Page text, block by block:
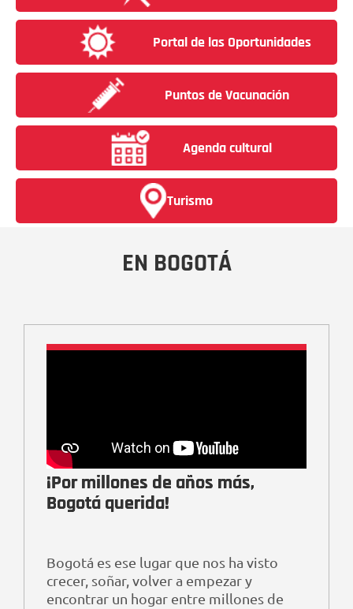
Portal de las Oportunidades
Puntos de Vacunación
Agenda cultural
Turismo
EN BOGOTÁ
¡Por millones de años más,
Bogotá querida!
Bogotá es ese lugar que nos ha visto
crecer, soñar, volver a empezar y
encontrar un hogar entre millones de